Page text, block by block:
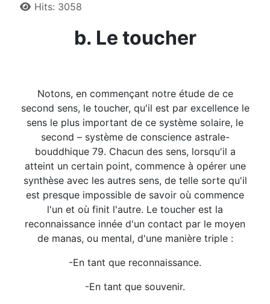
Hits: 3058
b. Le toucher
Notons, en commençant notre étude de ce
second sens, le toucher, qu'il est par excellence le
sens le plus important de ce système solaire, le
second – système de conscience astrale-
bouddhique 79. Chacun des sens, lorsqu'il a
atteint un certain point, commence à opérer une
synthèse avec les autres sens, de telle sorte qu'il
est presque impossible de savoir où commence
l'un et où finit l'autre. Le toucher est la
reconnaissance innée d'un contact par le moyen
de manas, ou mental, d'une manière triple :
-En tant que reconnaissance.
-En tant que souvenir.